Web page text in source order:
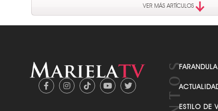
VER MÁS ARTÍCULOS
FARANDULA
ESTILO DE